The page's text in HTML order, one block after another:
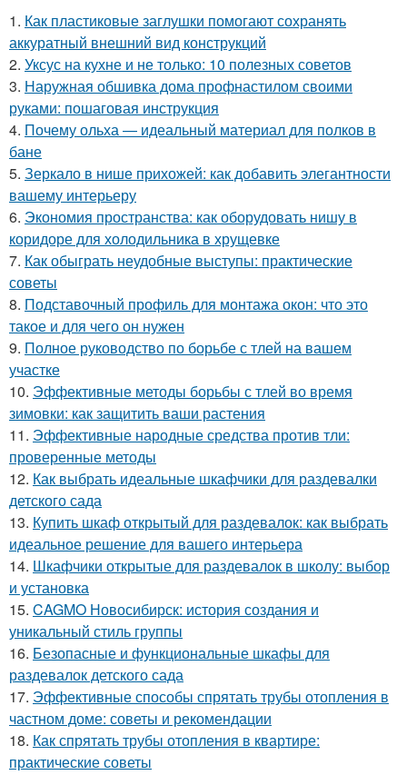
1. Как пластиковые заглушки помогают сохранять
аккуратный внешний вид конструкций
2. Уксус на кухне и не только: 10 полезных советов
3. Наружная обшивка дома профнастилом своими
руками: пошаговая инструкция
4. Почему ольха — идеальный материал для полков в
бане
5. Зеркало в нише прихожей: как добавить элегантности
вашему интерьеру
6. Экономия пространства: как оборудовать нишу в
коридоре для холодильника в хрущевке
7. Как обыграть неудобные выступы: практические
советы
8. Подставочный профиль для монтажа окон: что это
такое и для чего он нужен
9. Полное руководство по борьбе с тлей на вашем
участке
10. Эффективные методы борьбы с тлей во время
зимовки: как защитить ваши растения
11. Эффективные народные средства против тли:
проверенные методы
12. Как выбрать идеальные шкафчики для раздевалки
детского сада
13. Купить шкаф открытый для раздевалок: как выбрать
идеальное решение для вашего интерьера
14. Шкафчики открытые для раздевалок в школу: выбор
и установка
15. CAGMO Новосибирск: история создания и
уникальный стиль группы
16. Безопасные и функциональные шкафы для
раздевалок детского сада
17. Эффективные способы спрятать трубы отопления в
частном доме: советы и рекомендации
18. Как спрятать трубы отопления в квартире:
практические советы